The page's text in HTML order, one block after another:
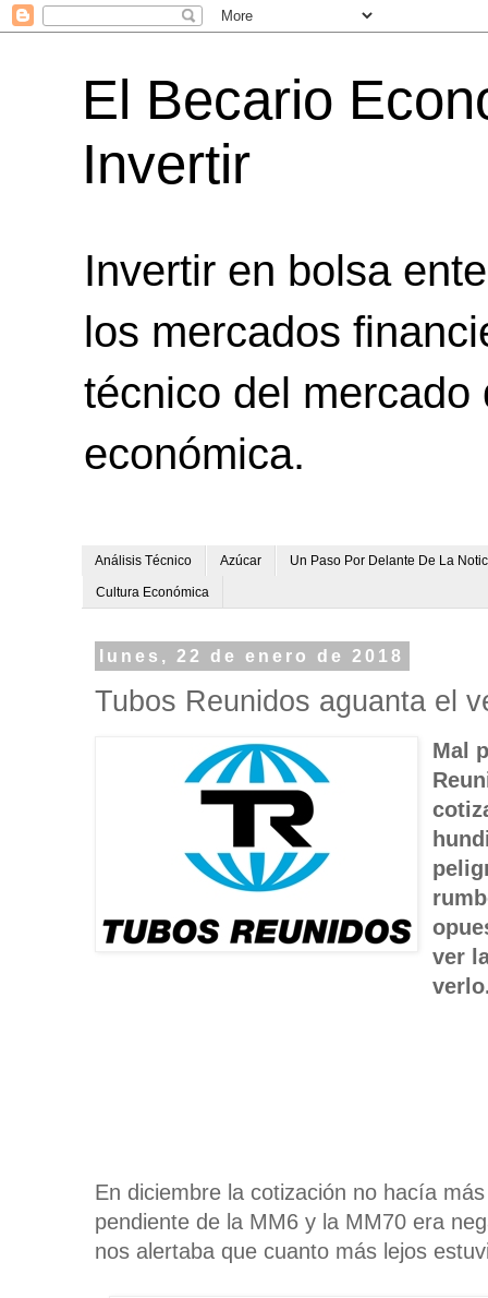
El Becario
Invertir
Invertir en bolsa
los mercados
técnico del
económica.
Análisis Técnico Azúcar Un Paso Por Delante De La
Cultura Económica
lunes, 22 de enero de 2018
Tubos Reunidos aguanta el
Mal
ver
En diciembre la cotización no hacía
pendiente de la MM6 y la MM70 era
nos alertaba que cuanto más lejos